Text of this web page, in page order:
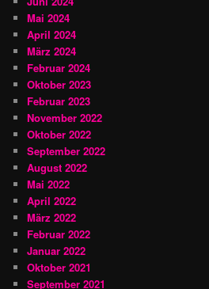
Mai 2024
April 2024
März 2024
Februar 2024
Oktober 2023
Februar 2023
November 2022
Oktober 2022
September 2022
August 2022
Mai 2022
April 2022
März 2022
Februar 2022
Januar 2022
Oktober 2021
September 2021